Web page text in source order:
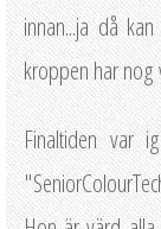
innan...ja då
kroppen har
Finaltiden var